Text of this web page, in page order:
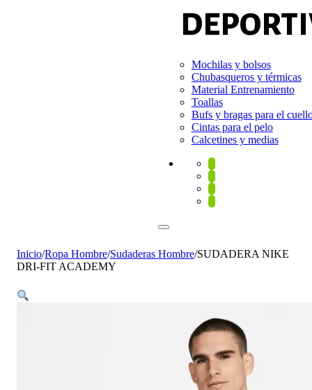
Mochilas y bolsos
Chubasqueros y térmicas
Material Entrenamiento
Toallas
Bufs y bragas para el
Cintas para el pelo
Calcetines y medias
Inicio/Ropa Hombre/Sudaderas Hombre/SUDADERA NIKE
DRI-FIT ACADEMY